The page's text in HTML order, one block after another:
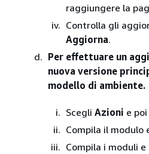
raggiungere la
Controlla gli
Aggiorna.
Per effettuare un
nuova versione
modello di ambiente.
Scegli Azioni e poi
Compila il modulo
Compila i moduli e